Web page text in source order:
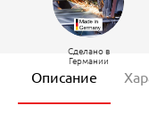
Сделано в
Германии
Описание